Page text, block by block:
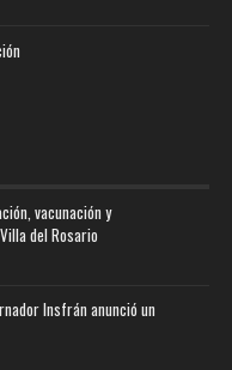
vacunación y
del Rosario
Insfrán anunció un